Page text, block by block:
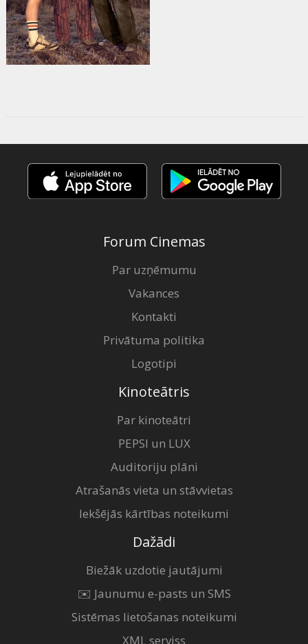
Forum Cinemas
Par uzņēmumu
Vakances
Kontakti
Privātuma politika
Logotipi
Kinoteātris
Par kinoteātri
PEPSI un LUX
Auditoriju plāni
Atrašanās vieta un stāvvietas
Iekšējās kārtības noteikumi
Dažādi
Biežāk uzdotie jautājumi
✉️ Jaunumu e-pasts un SMS
Sistēmas lietošanas noteikumi
XML serviss